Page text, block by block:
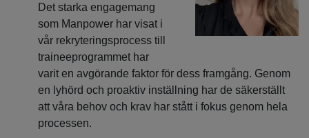
Det starka engagemang
som Manpower har visat i
vår rekryteringsprocess till
traineeprogrammet har
varit en avgörande faktor för dess framgång. Genom
en lyhörd och proaktiv inställning har de säkerställt
att våra behov och krav har stått i fokus genom hela
processen.